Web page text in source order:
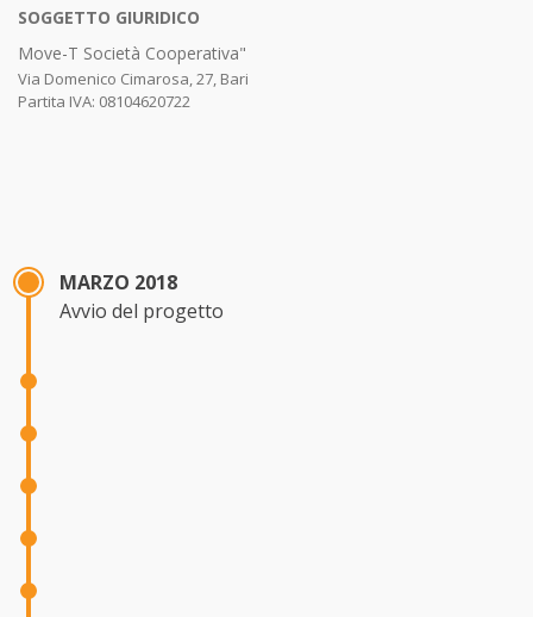
SOGGETTO GIURIDICO
Move-T Società Cooperativa"
Via Domenico Cimarosa, 27, Bari
Partita IVA: 08104620722
MARZO 2018
Avvio del progetto